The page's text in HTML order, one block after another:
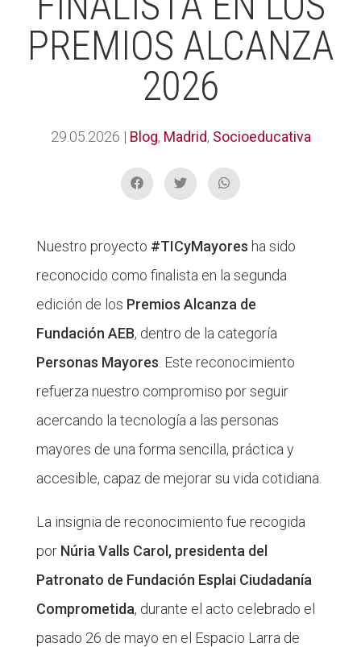
PREMIOS ALCANZA
2026
29.05.2026 | Blog, Madrid, Socioeducativa
Nuestro proyecto #TICyMayores ha sido
reconocido como finalista en la segunda
edición de los Premios Alcanza de
Fundación AEB, dentro de la categoría
Personas Mayores . Este reconocimiento
refuerza nuestro compromiso por seguir
acercando la tecnología a las personas
mayores de una forma sencilla, práctica y
accesible, capaz de mejorar su vida cotidiana.
La insignia de reconocimiento fue recogida
por Núria Valls Carol, presidenta del
Patronato de Fundación Esplai Ciudadanía
Comprometida, durante el acto celebrado el
pasado 26 de mayo en el Espacio Larra de